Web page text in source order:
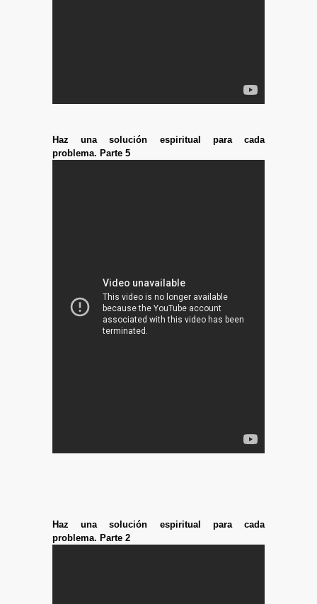
Haz una solución espiritual para cada
problema. Parte 5
Haz una solución espiritual para cada
problema. Parte 2